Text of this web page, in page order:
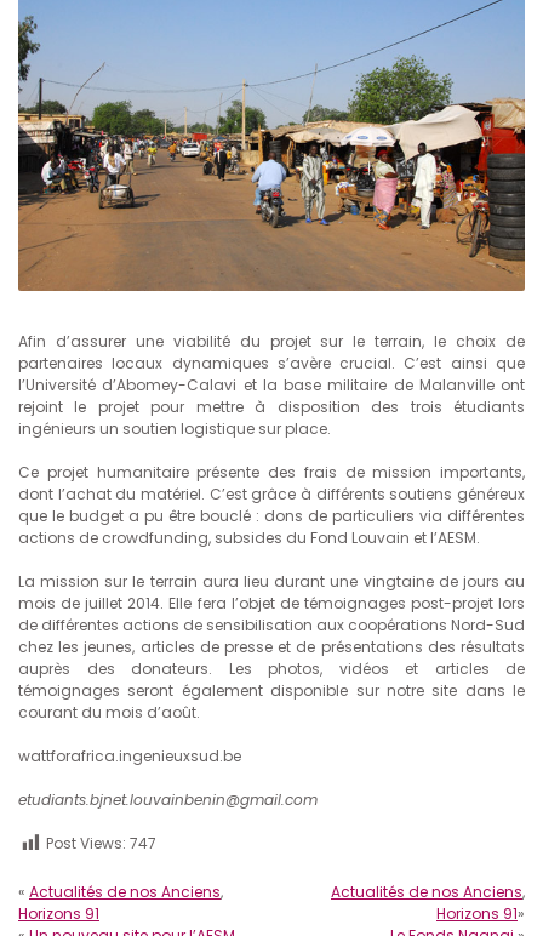
Afin d’assurer une viabilité du projet sur le terrain, le choix de
partenaires locaux dynamiques s’avère crucial. C’est ainsi que
l’Université d’Abomey-Calavi et la base militaire de Malanville ont
rejoint le projet pour mettre à disposition des trois étudiants
ingénieurs un soutien logistique sur place.
Ce projet humanitaire présente des frais de mission importants,
dont l’achat du matériel. C’est grâce à différents soutiens généreux
que le budget a pu être bouclé : dons de particuliers via différentes
actions de crowdfunding, subsides du Fond Louvain et l’AESM.
La mission sur le terrain aura lieu durant une vingtaine de jours au
mois de juillet 2014. Elle fera l’objet de témoignages post-projet lors
de différentes actions de sensibilisation aux coopérations Nord-Sud
chez les jeunes, articles de presse et de présentations des résultats
auprès des donateurs. Les photos, vidéos et articles de
témoignages seront également disponible sur notre site dans le
courant du mois d’août.
wattforafrica.ingenieuxsud.be
etudiants.bjnet.louvainbenin@gmail.com
Post Views: 747
« Actualités de nos Anciens,
Horizons 91
Actualités de nos Anciens,
Horizons 91»